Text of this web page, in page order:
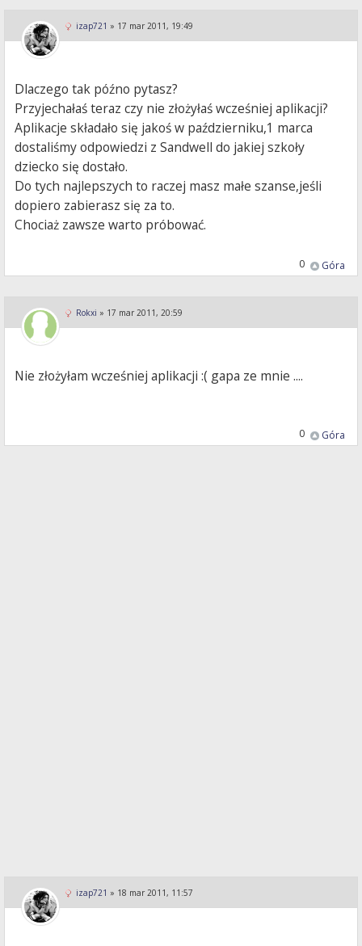
izap721 » 17 mar 2011, 19:49
Dlaczego tak późno pytasz?
Przyjechałaś teraz czy nie złożyłaś wcześniej aplikacji?
Aplikacje składało się jakoś w październiku,1 marca
dostaliśmy odpowiedzi z Sandwell do jakiej szkoły
dziecko się dostało.
Do tych najlepszych to raczej masz małe szanse,jeśli
dopiero zabierasz się za to.
Chociaż zawsze warto próbować.
Góra
0
Rokxi » 17 mar 2011, 20:59
Nie złożyłam wcześniej aplikacji :( gapa ze mnie ....
Góra
0
izap721 » 18 mar 2011, 11:57